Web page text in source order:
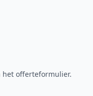
het offerteformulier.